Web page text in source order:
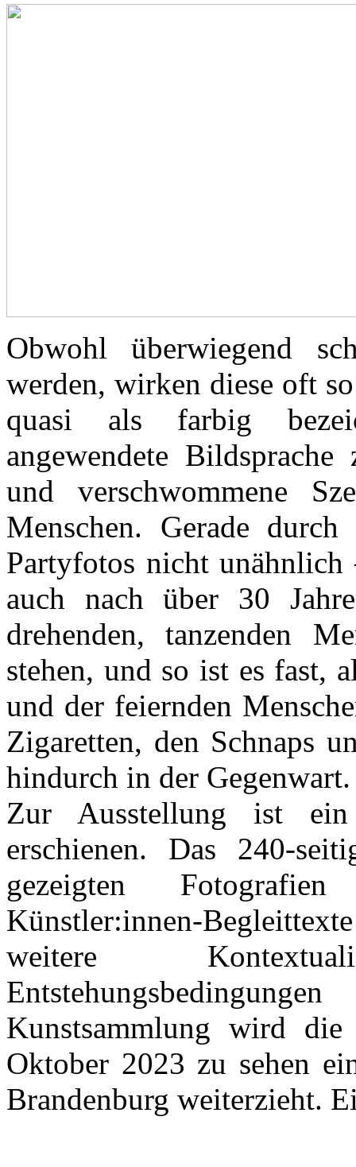
Obwohl überwiegend
werden, wirken diese oft
quasi als farbig
angewendete
und verschwommene
Menschen. Gerade
Partyfotos nicht
auch nach über 30
drehenden, tanzenden
stehen, und so ist es fast,
und der feiernden
Zigaretten, den Schnaps
hindurch in der Gegenwart.
Zur Ausstellung ist ein
erschienen. Das 240-
gezeigten
Künstler:innen-
weitere
Kunstsammlung wird
Oktober 2023 zu sehen
Brandenburg weiterzieht.